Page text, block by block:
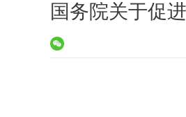
国务院关于促